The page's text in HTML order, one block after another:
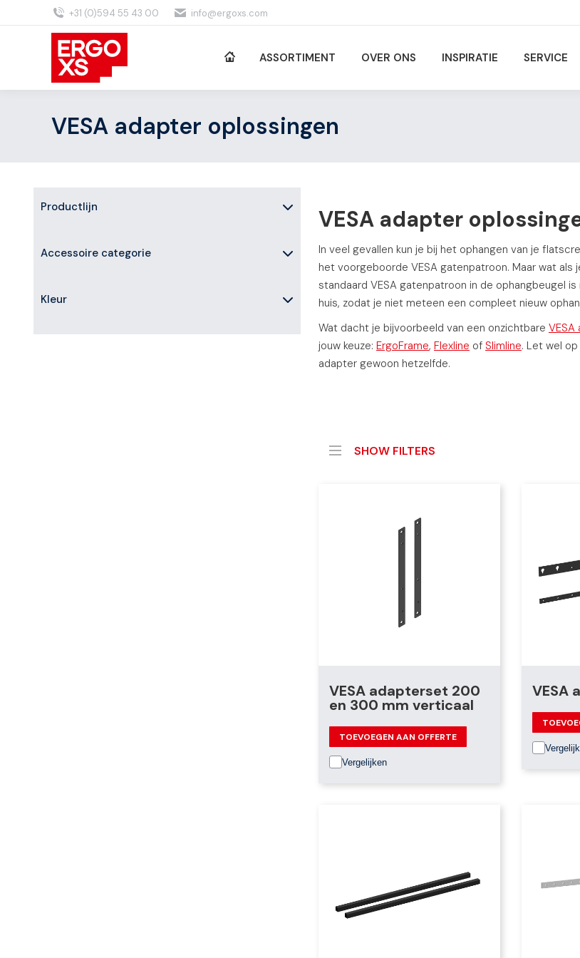
+31 (0)594 55 43 00 info@ergoxs.com
ASSORTIMENT OVER ONS INSPIRATIE SERVICE
VESA adapter oplossingen
VESA adapter
In veel gevallen kun je bij het ophangen van je
het voorgeboorde VESA gatenpatroon. Maar wat
standaard VESA gatenpatroon in de ophangbeugel
huis, zodat je niet meteen een compleet nieuw
Wat dacht je bijvoorbeeld van een onzichtbare VESA
jouw keuze: ErgoFrame, Flexline of Slimline. Let wel
adapter gewoon hetzelfde.
SHOW FILTERS
VESA adapterset 200
en 300 mm verticaal
TOEVOEGEN AAN OFFERTE
Vergelijken
VESA
Productlijn
Accessoire categorie
Kleur